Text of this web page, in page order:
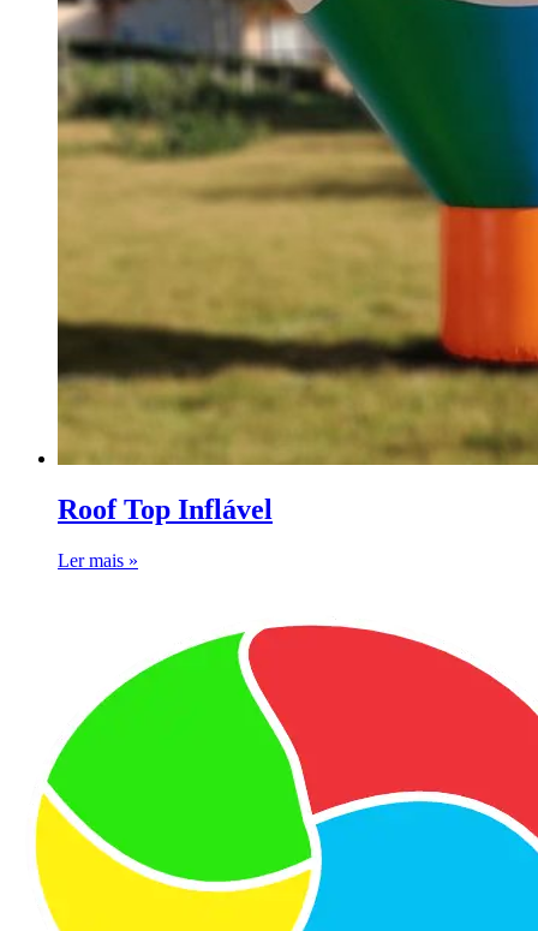
Roof Top Inflável
Ler mais »